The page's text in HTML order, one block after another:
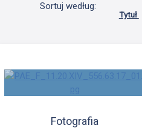
Sortuj według:
Tytuł
Fotografia